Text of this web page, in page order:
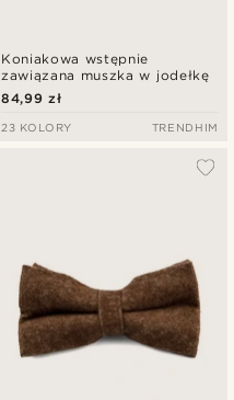
Koniakowa wstępnie
zawiązana muszka w jodełkę
84,99 zł
23 KOLORY TRENDHIM